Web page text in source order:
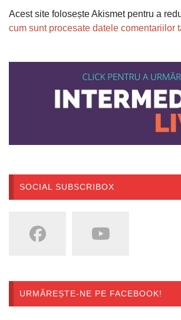
Acest site folosește Akismet pentru a
cum sunt procesate datele comentariilor
SOCIAL SUBSCRIBOX
URMĂREȘTE-NE PE FACEBOOK!